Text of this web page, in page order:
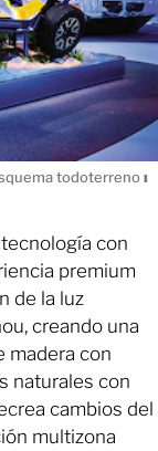
todoterrenoı
con
premium
de la luz
creando una
madera con
naturales con
cambios del
multizona